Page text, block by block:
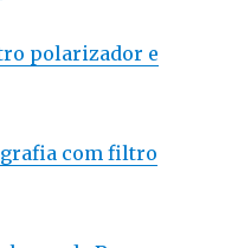
polarizador e
com filtro